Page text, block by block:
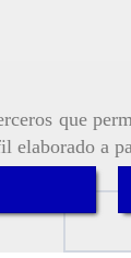
que
elaborado a